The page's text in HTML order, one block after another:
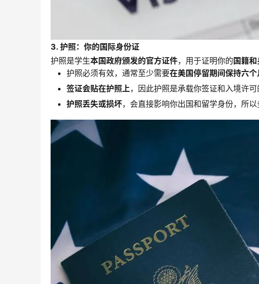
3. 护照：你的国际身份证
护照是学生本国政府颁发的官方证件，用于证明你的 国籍
护照必须有效，通常至少需要在美国停留期间保持六
签证会贴在护照上，因此护照是承载你签证和入境许
护照丢失或损坏，会直接影响你出国和留学身份，所